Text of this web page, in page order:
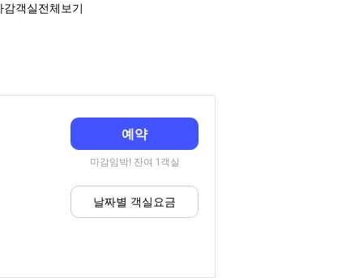
감객실전체보기
예약
마감임박! 잔여 1객실
날짜별 객실요금